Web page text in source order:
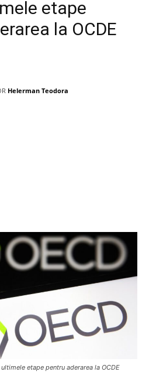
etape
la OCDE
Helerman Teodora
etape pentru aderarea la OCDE